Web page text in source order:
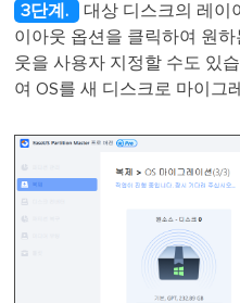
3단계.
대상 디스크의 레이
이아웃 옵션을 클릭하여 원
웃을 사용자 지정할 수도 있
여 OS를 새 디스크로 마이그